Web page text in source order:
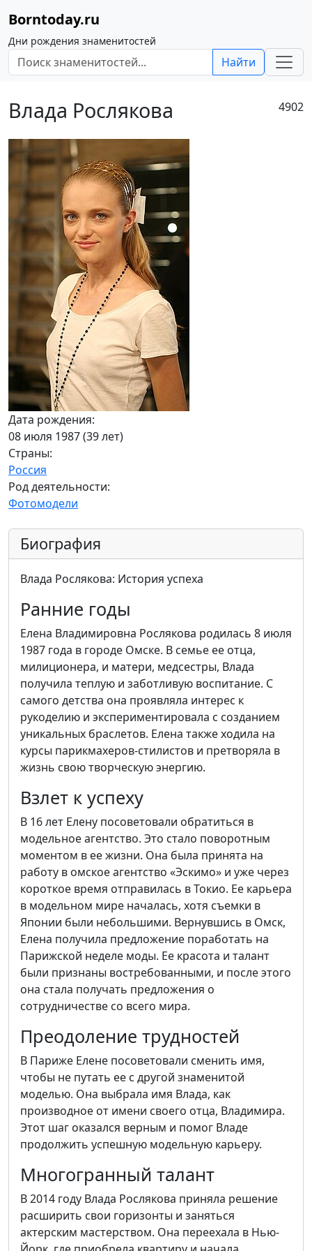
Borntoday.ru
Дни рождения знаменитостей
Найти
Влада Рослякова 4902
Дата рождения:
08 июля 1987 (39 лет)
Страны:
Россия
Род деятельности:
Фотомодели
Биография
Влада Рослякова: История успеха
Ранние годы
Елена Владимировна Рослякова родилась 8 июля
1987 года в городе Омске. В семье ее отца,
милиционера, и матери, медсестры, Влада
получила теплую и заботливую воспитание. С
самого детства она проявляла интерес к
рукоделию и экспериментировала с созданием
уникальных браслетов. Елена также ходила на
курсы парикмахеров-стилистов и претворяла в
жизнь свою творческую энергию.
Взлет к успеху
В 16 лет Елену посоветовали обратиться в
модельное агентство. Это стало поворотным
моментом в ее жизни. Она была принята на
работу в омское агентство «Эскимо» и уже через
короткое время отправилась в Токио. Ее карьера
в модельном мире началась, хотя съемки в
Японии были небольшими. Вернувшись в Омск,
Елена получила предложение поработать на
Парижской неделе моды. Ее красота и талант
были признаны востребованными, и после этого
она стала получать предложения о
сотрудничестве со всего мира.
Преодоление трудностей
В Париже Елене посоветовали сменить имя,
чтобы не путать ее с другой знаменитой
моделью. Она выбрала имя Влада, как
производное от имени своего отца, Владимира.
Этот шаг оказался верным и помог Владе
продолжить успешную модельную карьеру.
Многогранный талант
В 2014 году Влада Рослякова приняла решение
расширить свои горизонты и заняться
актерским мастерством. Она переехала в Нью-